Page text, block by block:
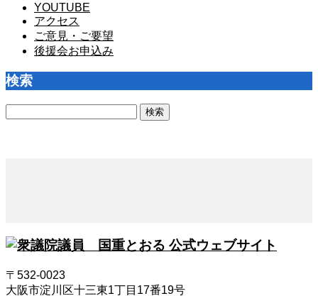
YOUTUBE
アクセス
ご意見・ご要望
後援会お申込み
検索
〒532-0023
大阪市淀川区十三東1丁目17番19号